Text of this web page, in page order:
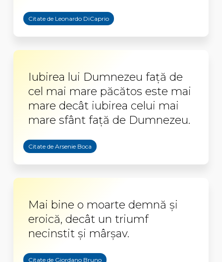
Citate de Leonardo DiCaprio
Iubirea lui Dumnezeu față de
cel mai mare păcătos este mai
mare decât iubirea celui mai
mare sfânt față de Dumnezeu.
Citate de Arsenie Boca
Mai bine o moarte demnă şi
eroică, decât un triumf
necinstit şi mârşav.
Citate de Giordano Bruno